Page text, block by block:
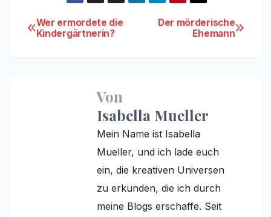
Beitragsnavigation
Der mörderische
Ehemann
Wer ermordete die
Kindergärtnerin?
Von
Isabella Mueller
Mein Name ist Isabella
Mueller, und ich lade euch
ein, die kreativen Universen
zu erkunden, die ich durch
meine Blogs erschaffe. Seit